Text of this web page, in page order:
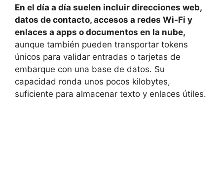
En el día a día suelen incluir direcciones web,
datos de contacto, accesos a redes Wi‑Fi y
enlaces a apps o documentos en la nube,
aunque también pueden transportar tokens
únicos para validar entradas o tarjetas de
embarque con una base de datos. Su
capacidad ronda unos pocos kilobytes,
suficiente para almacenar texto y enlaces útiles.